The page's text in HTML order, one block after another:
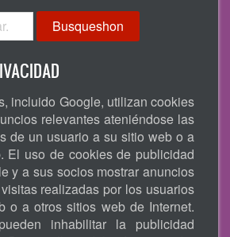
incluido Google, utilizan cookies
relevantes ateniéndose las
de un usuario a su sitio web o a
El uso de cookies de publicidad
y a sus socios mostrar anuncios
realizadas por los usuarios
o a otros sitios web de Internet.
inhabilitar la publicidad